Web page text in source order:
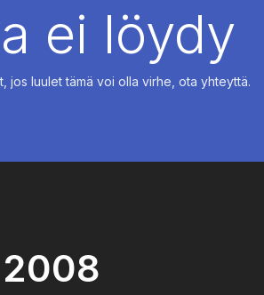
ei löydy
jos luulet tämä voi olla virhe, ota yhteyttä.
2008